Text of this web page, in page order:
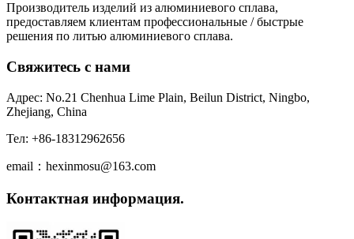
Производитель изделий из алюминиевого сплава,
предоставляем клиентам профессиональные / быстрые
решения по литью алюминиевого сплава.
Свяжитесь с нами
Адрес: No.21 Chenhua Lime Plain, Beilun District, Ningbo,
Zhejiang, China
Тел: +86-18312962656
email：hexinmosu@163.com
Контактная информация.